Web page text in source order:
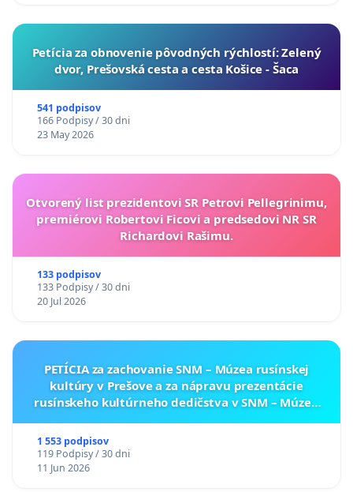
​Petícia za obnovenie pôvodných rýchlostí: Zelený
dvor, Prešovská cesta a cesta Košice - Šaca
541 podpisov
166 Podpisy / 30 dni
23 May 2026
Otvorený list prezidentovi SR Petrovi Pellegrinimu,
premiérovi Robertovi Ficovi a predsedovi NR SR
Richardovi Rašimu.
133 podpisov
133 Podpisy / 30 dni
20 Jul 2026
PETÍCIA za zachovanie SNM – Múzea rusínskej
kultúry v Prešove a za nápravu prezentácie
rusínskeho kultúrneho dedičstva v SNM – Múzeu
1 553 podpisov
119 Podpisy / 30 dni
11 Jun 2026